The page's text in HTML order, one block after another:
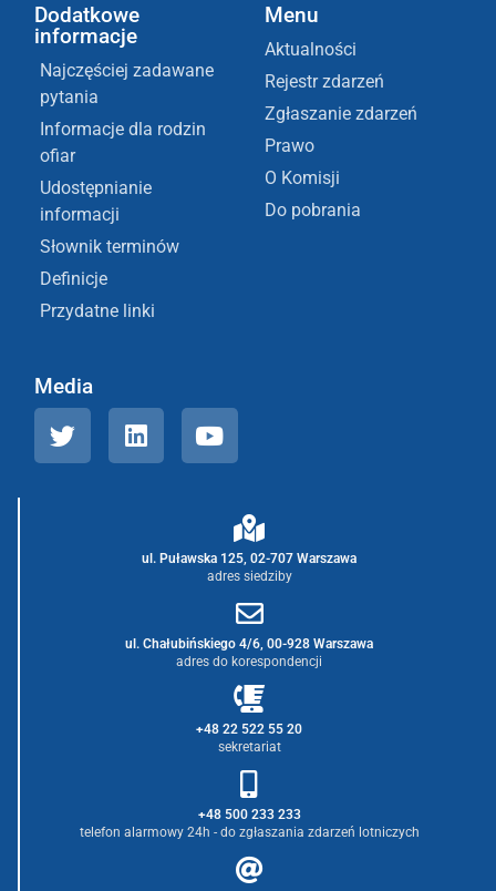
Dodatkowe
informacje
Najczęściej zadawane
pytania
Informacje dla rodzin
ofiar
Udostępnianie
informacji
Słownik terminów
Definicje
Przydatne linki
Menu
Aktualności
Rejestr zdarzeń
Zgłaszanie zdarzeń
Prawo
O Komisji
Do pobrania
Media
ul. Puławska 125, 02-707 Warszawa
adres siedziby
ul. Chałubińskiego 4/6, 00-928 Warszawa
adres do korespondencji
+48 22 522 55 20
sekretariat
+48 500 233 233
telefon alarmowy 24h - do zgłaszania zdarzeń lotniczych